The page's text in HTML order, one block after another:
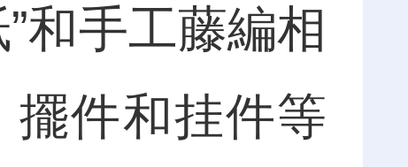
和手工藤編相
件和挂件等